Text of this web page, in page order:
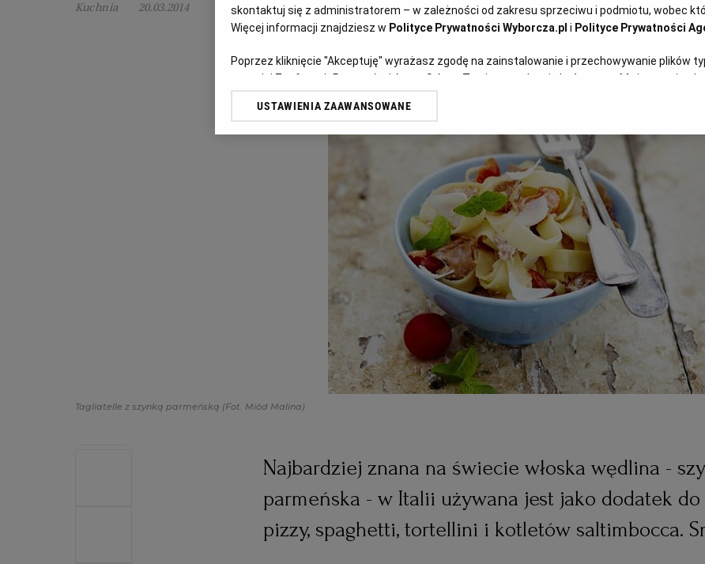
Kuchnia 20.03.2014
Tagliatelle z szynką parmeńską (Fot. Miód Malina)
Najbardziej znana na świecie włoska wędlina -
parmeńska - w Italii używana jest jako dodatek
pizzy, spaghetti, tortellini i kotletów saltimbocca.
skontaktuj się z administratorem – w zależności od zakresu sprzeciwu i podmiotu, wobec
Więcej informacji znajdziesz w Polityce Prywatności Wyborcza.pl i Polityce Prywatności
Poprzez kliknięcie "Akceptuję" wyrażasz zgodę na zainstalowanie i przechowywanie plików
z o. o. jej Zaufanych Partnerów i Agora S.A. na Twoim urządzeniu końcowym. Możesz też w
swoje preferencje dot. plików cookie, ponownie wywołując narzędzie do zarządzania Twoimi
przetwarzania danych poprzez odnośnik „Ustawienia prywatności” w stopce serwisu i
My, nasi Zaufani Partnerzy i Agora S.A. możemy przetwarzać dane osobowe w następujących
dokładnych danych geolokalizacyjnych. Aktywne skanowanie charakterystyki urządzenia do
Przechowywanie informacji na urządzeniu lub dostęp do nich. Spersonalizowane reklamy i
treści, badnie odbiorców i ulepszanie usług. Lista Zaufanych Partnerów
USTAWIENIA ZAAWANSOWANE